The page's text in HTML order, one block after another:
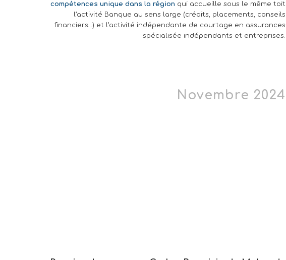
compétences unique dans la région qui accueille sous le même toit
l’activité Banque au sens large (crédits, placements, conseils
financiers…) et l’activité indépendante de courtage en assurances
spécialisée indépendants et entreprises.
Novembre 2024